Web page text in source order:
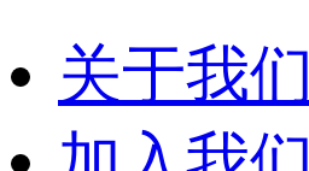
关于我们